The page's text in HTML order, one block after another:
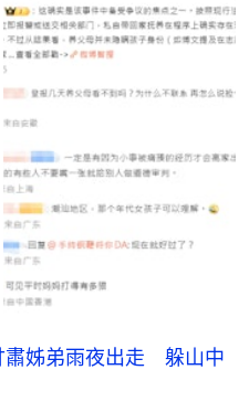
姊弟雨夜出走 躲山中